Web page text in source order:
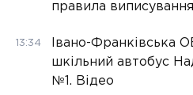
правила виписування
13:34
Івано-Франківська
шкільний автобус
№1. Відео